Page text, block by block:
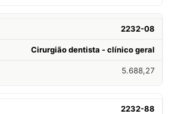
2232-08
Cirurgião dentista - clínico geral
5.688,27
2232-88